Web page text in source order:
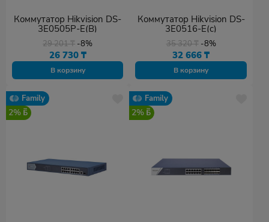
Коммутатор Hikvision DS-
3E0505P-E(B)
29 201₸ -8%
26 730 ₸
В корзину
Коммутатор Hikvision DS-
3E0516-E(c)
35 320₸ -8%
32 666₸
В корзину
Family
2%
Family
2%